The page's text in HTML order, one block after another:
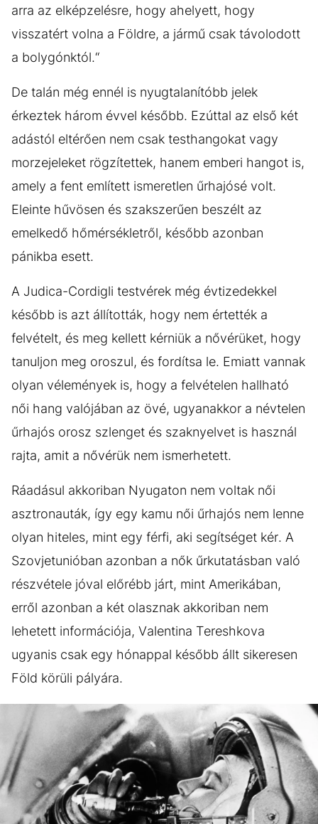
arra az elképzelésre, hogy ahelyett, hogy
visszatért volna a Földre, a jármű csak távolodott
a bolygónktól.“
De talán még ennél is nyugtalanítóbb jelek
érkeztek három évvel később. Ezúttal az első két
adástól eltérően nem csak testhangokat vagy
morzejeleket rögzítettek, hanem emberi hangot is,
amely a fent említett ismeretlen űrhajósé volt.
Eleinte hűvösen és szakszerűen beszélt az
emelkedő hőmérsékletről, később azonban
pánikba esett.
A Judica-Cordigli testvérek még évtizedekkel
később is azt állították, hogy nem értették a
felvételt, és meg kellett kérniük a nővérüket, hogy
tanuljon meg oroszul, és fordítsa le. Emiatt vannak
olyan vélemények is, hogy a felvételen hallható
női hang valójában az övé, ugyanakkor a névtelen
űrhajós orosz szlenget és szaknyelvet is használ
rajta, amit a nővérük nem ismerhetett.
Ráadásul akkoriban Nyugaton nem voltak női
asztronauták, így egy kamu női űrhajós nem lenne
olyan hiteles, mint egy férfi, aki segítséget kér. A
Szovjetunióban azonban a nők űrkutatásban való
részvétele jóval előrébb járt, mint Amerikában,
erről azonban a két olasznak akkoriban nem
lehetett információja, Valentina Tereshkova
ugyanis csak egy hónappal később állt sikeresen
Föld körüli pályára.